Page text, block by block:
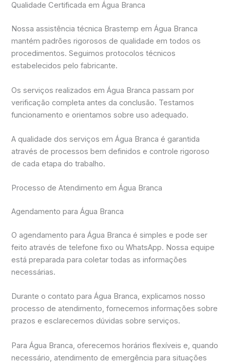
Qualidade Certificada em Água Branca
Nossa assistência técnica Brastemp em Água Branca
mantém padrões rigorosos de qualidade em todos os
procedimentos. Seguimos protocolos técnicos
estabelecidos pelo fabricante.
Os serviços realizados em Água Branca passam por
verificação completa antes da conclusão. Testamos
funcionamento e orientamos sobre uso adequado.
A qualidade dos serviços em Água Branca é garantida
através de processos bem definidos e controle rigoroso
de cada etapa do trabalho.
Processo de Atendimento em Água Branca
Agendamento para Água Branca
O agendamento para Água Branca é simples e pode ser
feito através de telefone fixo ou WhatsApp. Nossa equipe
está preparada para coletar todas as informações
necessárias.
Durante o contato para Água Branca, explicamos nosso
processo de atendimento, fornecemos informações sobre
prazos e esclarecemos dúvidas sobre serviços.
Para Água Branca, oferecemos horários flexíveis e, quando
necessário, atendimento de emergência para situações